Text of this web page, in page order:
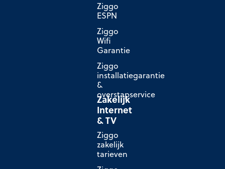
Ziggo
ESPN
Ziggo
Wifi
Garantie
Ziggo
installatiegarantie
&
overstapservice
Zakelijk
Internet
& TV
Ziggo
zakelijk
tarieven